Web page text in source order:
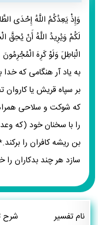
وَإِذْ يَعِدُكُمُ اللَّهُ إِحْدَى
لَكُمْ وَيُرِيدُ اللَّهُ أَنْ يُحِقَّ
الْبَاطِلَ وَلَوْ كَرِهَ الْمُجْرِمُونَ
به یاد آر هنگامی که
بر سپاه قریش یا
که شوکت و سلاحی
را با سخنان خود (که
بن ریشه کافران را
سازد هر چند بدکاران را
نام تفسیر شرح